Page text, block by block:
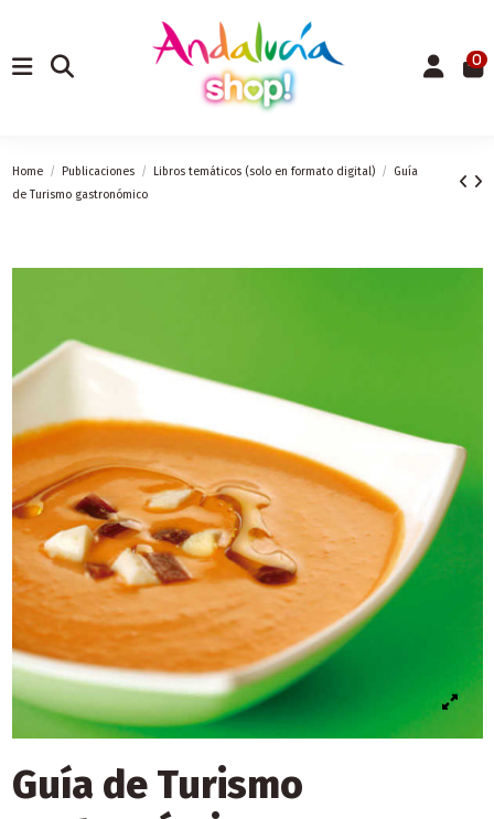
0
Home Publicaciones Libros temáticos (solo en formato digital)
Guía
de Turismo gastronómico
Guía de Turismo